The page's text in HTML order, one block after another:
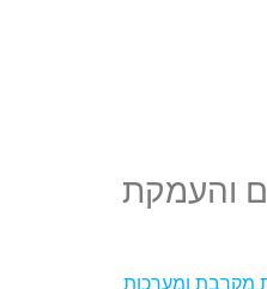
והעמקת
מקרבת ומערכות